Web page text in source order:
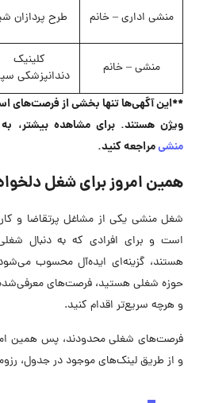
منشی اداری – خانم طرح پردازان
منشی – خانم
کلینیک
دندانپزشکی
**این آگهی‌ها تنها بخشی از فرصت‌های
ویژن هستند. برای مشاهده بیشتر،
منشیمراجعه کنید.
همین امروز برای شغل
شغل منشی یکی از مشاغل پرتقاضا و
است و برای افرادی که به دنبال
هستند، گزینه‌ای ایده‌آل محسوب
حوزه شغلی هستید، فرصت‌های معرفی‌شده
و هرچه سریع‌تر اقدام کنید.
فرصت‌های شغلی محدودند، پس همین
و از طریق لینک‌های موجود در جدول،